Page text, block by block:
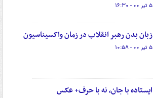
۵ تیر ۰۰ - ۱۶:۳۰
زبان بدن رهبر انقلاب در زمان واکسیناسیون
۵ تیر ۰۰ - ۱۰:۵۸
ایستاده با جان، نه با حرف+ عکس